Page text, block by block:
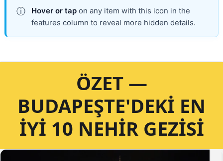
ⓘ Hover or tapon any item with this icon in the
features column to reveal more hidden details.
ÖZET —
BUDAPEŞTE'DEKI EN
İYI 10 NEHIR GEZISI